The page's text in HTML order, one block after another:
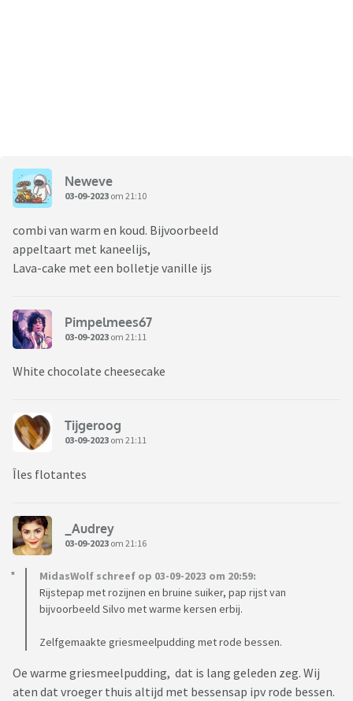
Neweve
03-09-2023 om 21:10
combi van warm en koud. Bijvoorbeeld
appeltaart met kaneelijs,
Lava-cake met een bolletje vanille ijs
Pimpelmees67
03-09-2023 om 21:11
White chocolate cheesecake
Tijgeroog
03-09-2023 om 21:11
Îles flotantes
_Audrey
03-09-2023 om 21:16
MidasWolf schreef op 03-09-2023 om 20:59:
Rijstepap met rozijnen en bruine suiker, pap rijst van
bijvoorbeeld Silvo met warme kersen erbij.
Zelfgemaakte griesmeelpudding met rode bessen.
Oe warme griesmeelpudding, dat is lang geleden zeg. Wij
aten dat vroeger thuis altijd met bessensap ipv rode bessen.